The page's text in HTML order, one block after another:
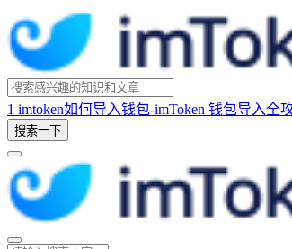
1 imtoken如何导入钱包-imToken 钱包导入全
搜索一下